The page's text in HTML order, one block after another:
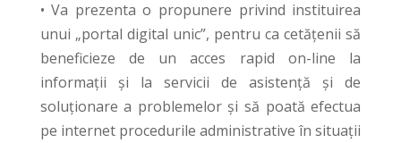
• Va prezenta o propunere privind instituirea
unui „portal digital unic”, pentru ca cetățenii să
beneficieze de un acces rapid on-line la
informații și la servicii de asistență și de
soluționare a problemelor și să poată efectua
pe internet procedurile administrative în situații